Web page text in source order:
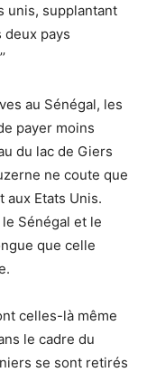
unis, supplantant
pays
au Sénégal, les
payer moins
du lac de Giers
ne coute que
aux Etats Unis.
Sénégal et le
que celle
celles-là même
le cadre du
se sont retirés